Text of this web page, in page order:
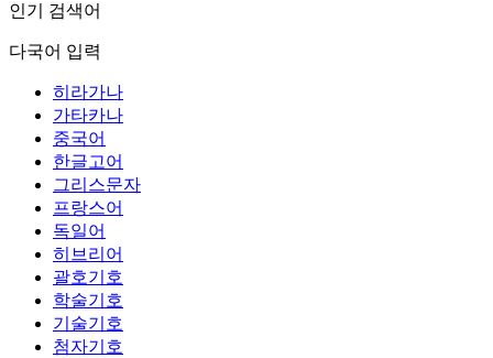
인기 검색어
다국어 입력
히라가나
가타카나
중국어
한글고어
그리스문자
프랑스어
독일어
히브리어
괄호기호
학술기호
기술기호
첨자기호